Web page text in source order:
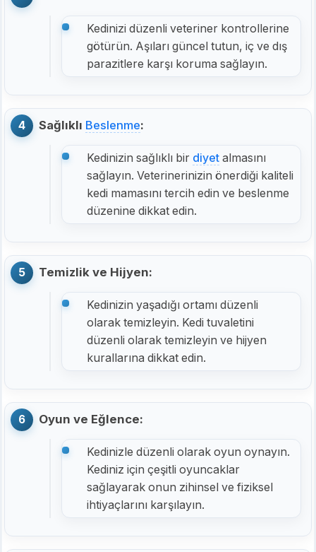
Kedinizi düzenli veteriner kontrollerine
götürün. Aşıları güncel tutun, iç ve dış
parazitlere karşı koruma sağlayın.
Sağlıklı Beslenme:
Kedinizin sağlıklı bir diyet almasını
sağlayın. Veterinerinizin önerdiği kaliteli
kedi mamasını tercih edin ve beslenme
düzenine dikkat edin.
Temizlik ve Hijyen:
Kedinizin yaşadığı ortamı düzenli
olarak temizleyin. Kedi tuvaletini
düzenli olarak temizleyin ve hijyen
kurallarına dikkat edin.
Oyun ve Eğlence:
Kedinizle düzenli olarak oyun oynayın.
Kediniz için çeşitli oyuncaklar
sağlayarak onun zihinsel ve fiziksel
ihtiyaçlarını karşılayın.